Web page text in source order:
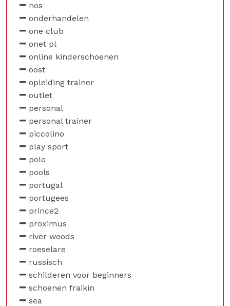
nos
onderhandelen
one club
onet pl
online kinderschoenen
oost
opleiding trainer
outlet
personal
personal trainer
piccolino
play sport
polo
pools
portugal
portugees
prince2
proximus
river woods
roeselare
russisch
schilderen voor beginners
schoenen fraikin
sea